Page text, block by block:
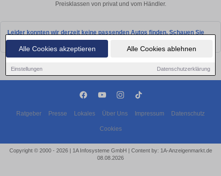
Alle Cookies akzeptieren Alle Cookies ablehnen
Einstellungen Datenschutzerklärung
Preisklassen von privat und vom Händler.
Leider konnten wir derzeit keine passenden Autos finden. Schauen Sie
bald wieder vorbei!
Ratgeber Presse Lokales Über Uns Impressum Datenschutz
Cookies
Copyright © 2000 - 2026 | 1A Infosysteme GmbH | Content by: 1A-Anzeigenmarkt.de
08.08.2026